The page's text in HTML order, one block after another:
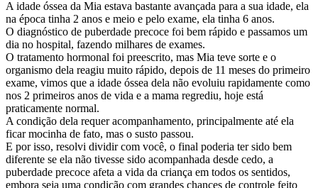
A idade óssea da Mia estava bastante avançada para a sua idade, ela
na época tinha 2 anos e meio e pelo exame, ela tinha 6 anos.
O diagnóstico de puberdade precoce foi bem rápido e passamos um
dia no hospital, fazendo milhares de exames.
O tratamento hormonal foi preescrito, mas Mia teve sorte e o
organismo dela reagiu muito rápido, depois de 11 meses do primeiro
exame, vimos que a idade óssea dela não evoluiu rapidamente como
nos 2 primeiros anos de vida e a mama regrediu, hoje está
praticamente normal.
A condição dela requer acompanhamento, principalmente até ela
ficar mocinha de fato, mas o susto passou.
E por isso, resolvi dividir com você, o final poderia ter sido bem
diferente se ela não tivesse sido acompanhada desde cedo, a
puberdade precoce afeta a vida da criança em todos os sentidos,
embora seja uma condição com grandes chances de controle feito